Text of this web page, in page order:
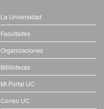
La Universidad
Facultades
Organizaciones
Bibliotecas
Mi Portal UC
Correo UC